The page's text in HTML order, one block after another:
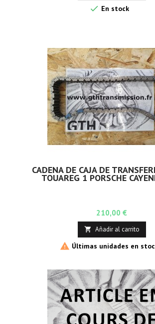
 En stock
CADENA DE CAJA DE
TOUAREG 1 PORSCHE
Precio
210,00 €
 Añadir al carrito
 Últimas unidades en